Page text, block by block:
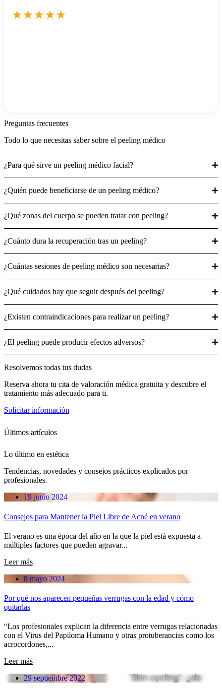
★★★★★
Preguntas frecuentes
Todo lo que necesitas saber sobre el peeling médico
¿Para qué sirve un peeling médico facial?
¿Quién puede beneficiarse de un peeling médico?
¿Qué zonas del cuerpo se pueden tratar con peeling?
¿Cuánto dura la recuperación tras un peeling?
¿Cuántas sesiones de peeling médico son necesarias?
¿Qué cuidados hay que seguir después del peeling?
¿Existen contraindicaciones para realizar un peeling?
¿El peeling puede producir efectos adversos?
Resolvemos todas tus dudas
Reserva ahora tu cita de valoración médica gratuita y descubre el
tratamiento más adecuado para ti.
Solicitar información
Últimos artículos
Lo último en estética
Tendencias, novedades y consejos prácticos explicados por
profesionales.
19 junio 2024
Consejos para Mantener la Piel Libre de Acné en verano
El verano es una época del año en la que la piel está expuesta a
múltiples factores que pueden agravar...
Leer más
8 mayo 2024
Por qué nos aparecen pequeñas verrugas con la edad y cómo
quitarlas
“Los profesionales explican la diferencia entre verrugas relacionadas
con el Virus del Papiloma Humano y otras protuberancias como los
acrocordones,...
Leer más
29 septiembre 2022